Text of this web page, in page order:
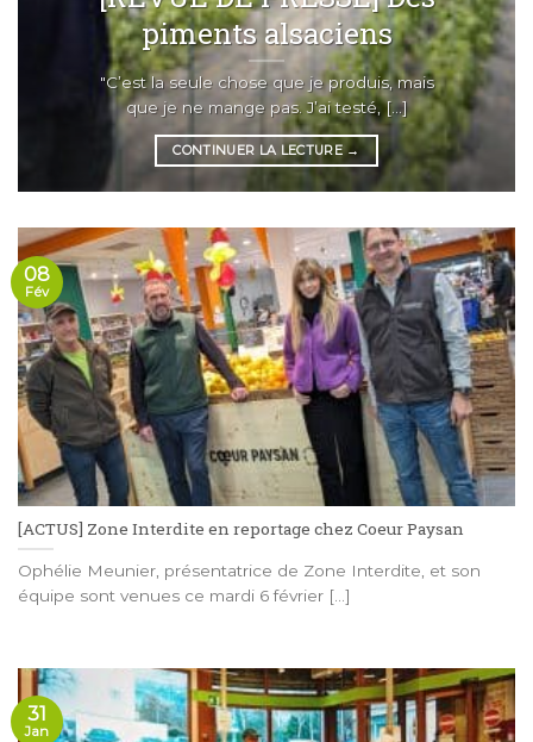
piments alsaciens
"C’est la seule chose que je produis, mais
que je ne mange pas. J’ai testé, [...]
CONTINUER LA LECTURE→
[ACTUS] Zone Interdite en reportage chez Coeur Paysan
Ophélie Meunier, présentatrice de Zone Interdite, et son
équipe sont venues ce mardi 6 février [...]
08
Fév
31
Jan